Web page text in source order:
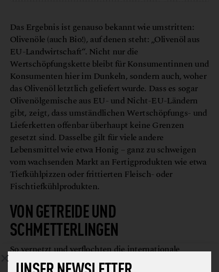
Das Ergebnis ist genauso bekannt wie umstritten:
Olivenöle (auch Bio!), auf denen steht: „Olivenöl aus
EU-Landwirtschaft“. Nicht nur die
Wertschöpfungskette bleibt für Konsumentinnen und
Konsumenten hier im Dunkeln, sondern auch, woher
das Olivenöl letztlich geliefert wurde. Dass es sogar
Olivenölgemische aus EU- und Nicht-EU-Ländern
gibt, zeigt, dass umständlichen Wertschöpfungs- und
Lieferketten offenbar überhaupt keine Grenzen
gesetzt sind. Dasselbe gilt für viele andere
Lebensmittel wie etwa Honig – ganz zu schweigen
vom wachsenden Markt an Fertigprodukten wie etwa
Tiefkühlpizzen oder frittierten Fleisch- oder
Fischtiefkühlprodukten.
VON GETREIDE UND
SCHMETTERLINGEN
So vernetzt und verflochten die internationale
Lebensmittellieferkette auch sein mag – sie ist gerade